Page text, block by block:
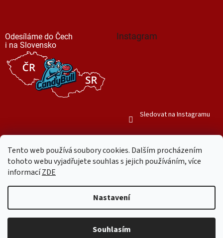
Tento web používá soubory cookies. Dalším procházením
tohoto webu vyjadřujete souhlas s jejich používáním, více
informacíZDE
Nastavení
Souhlasím
Odesíláme do Čech
i na Slovensko
Instagram
Sledovat na Instagramu
Copyright 2026Mr. Candy Bull. Všechna práva vyhrazena.Upravit
nastavení cookies